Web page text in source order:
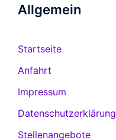
Allgemein
Startseite
Anfahrt
Impressum
Datenschutzerklärung
Stellenangebote